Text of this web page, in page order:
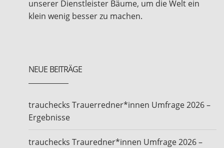
unserer Dienstleister Bäume, um die Welt ein
klein wenig besser zu machen.
NEUE BEITRÄGE
trauchecks Trauerredner*innen Umfrage 2026 –
Ergebnisse
trauchecks Trauredner*innen Umfrage 2026 –